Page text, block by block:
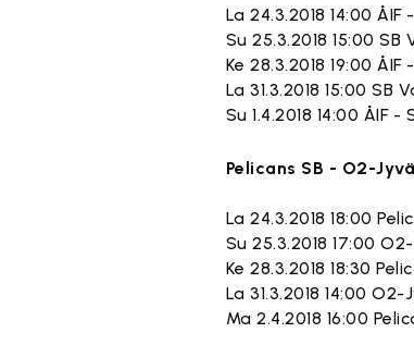
La 24.3.2018 14:00
Su 25.3.2018 15:00
Ke 28.3.2018 19:00
La 31.3.2018 15:00
Su 1.4.2018 14:00
Pelicans SB - O2-
La 24.3.2018 18:00
Su 25.3.2018 17:00
Ke 28.3.2018 18:30
La 31.3.2018 14:00
Ma 2.4.2018 16:00